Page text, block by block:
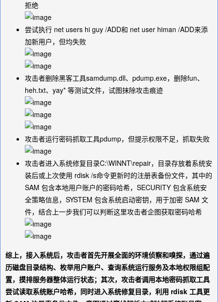
拒绝
尝试执行 net users hi guy /ADD和 net user himan /ADD来添
加新用户，但均失败
攻击者删除黑客工具samdump.dll、pdump.exe，删除fun、
heh.txt、yay* 等测试文件，试图抹除攻击痕迹
攻击者运行密码抓取工具pdump，但提示权限不足，抓取失败
攻击者进入系统修复目录C:\WINNT\repair，目录存放着系统安
装后或上次使用 rdisk /s命令更新时的注册表备份文件，其中的
SAM 包含本地用户账户的密码哈希，SECURITY 包含系统安
全策略信息，SYSTEM 包含系统启动密钥，用于加密 SAM 文
件，结合上一步我们可以判断这里攻击者企图获取密码哈希
综上，接入系统后，攻击者首先开展全面的环境侦察和嗅探，通过遍
历磁盘目录结构、枚举用户账户、查询系统运行服务及本地权限组配
置，摸排服务器整体运行状态；其次，攻击者调用本地密码抓取工具
尝试读取系统账户哈希，同时进入系统修复目录，利用 rdisk 工具更